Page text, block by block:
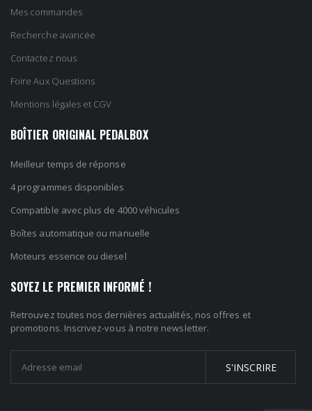
Mes commandes
Recherche avancée
Contactez nous
Foire Aux Questions
Mentions légales et CGV
BOÎTIER ORIGINAL PEDALBOX
Meilleur temps de réponse
4 programmes disponibles
Compatible avec plus de 4000 véhicules
Boîtes automatique ou manuelle
Moteurs essence ou diesel
SOYEZ LE PREMIER INFORMÉ !
Retrouvez toutes nos dernières actualités, nos offres et
promotions. Inscrivez-vous à notre newsletter.
S'INSCRIRE